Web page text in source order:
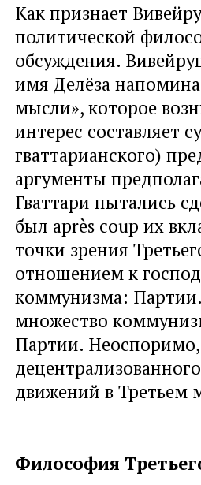
Как признает
политической
обсуждения.
имя Делёза
мысли», которое
интерес составляет
гваттарианского)
аргументы
Гваттари пытались
был après coup их
точки зрения
отношением к
коммунизма:
множество
Партии. Неоспоримо,
движений в Третьем
Философия